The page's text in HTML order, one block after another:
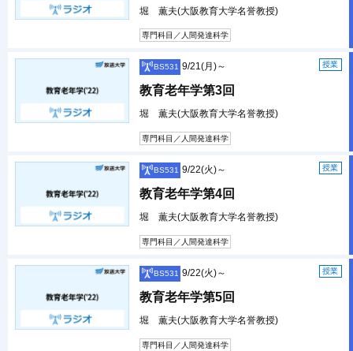
堀 薫夫(大阪教育大学名誉教授)
専門科目／人間発達科学
BS531 授業
9/21(月)～
教育老年学第3回
堀 薫夫(大阪教育大学名誉教授)
専門科目／人間発達科学
BS531 授業
9/22(火)～
教育老年学第4回
堀 薫夫(大阪教育大学名誉教授)
専門科目／人間発達科学
BS531 授業
9/22(火)～
教育老年学第5回
堀 薫夫(大阪教育大学名誉教授)
専門科目／人間発達科学